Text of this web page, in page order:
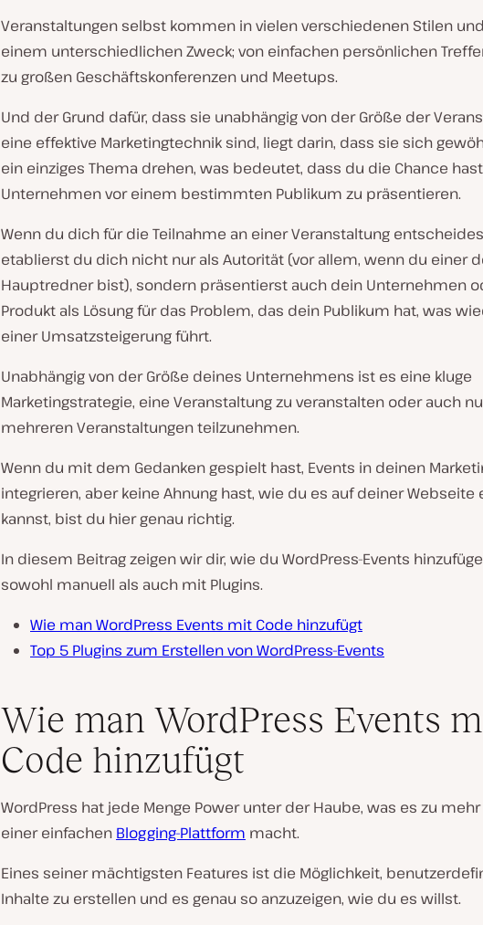
Veranstaltungen selbst kommen in vielen verschiedenen Stilen
einem unterschiedlichen Zweck; von einfachen persönlichen
zu großen Geschäftskonferenzen und Meetups.
Und der Grund dafür, dass sie unabhängig von der Größe der
eine effektive Marketingtechnik sind, liegt darin, dass sie sich
ein einziges Thema drehen, was bedeutet, dass du die Chance
Unternehmen vor einem bestimmten Publikum zu präsentieren.
Wenn du dich für die Teilnahme an einer Veranstaltung
etablierst du dich nicht nur als Autorität (vor allem, wenn du einer
Hauptredner bist), sondern präsentierst auch dein Unternehmen
Produkt als Lösung für das Problem, das dein Publikum hat, was
einer Umsatzsteigerung führt.
Unabhängig von der Größe deines Unternehmens ist es eine kluge
Marketingstrategie, eine Veranstaltung zu veranstalten oder auch
mehreren Veranstaltungen teilzunehmen.
Wenn du mit dem Gedanken gespielt hast, Events in deinen
integrieren, aber keine Ahnung hast, wie du es auf deiner Webseite
kannst, bist du hier genau richtig.
In diesem Beitrag zeigen wir dir, wie du WordPress-Events
sowohl manuell als auch mit Plugins.
Wie man WordPress Events mit Code hinzufügt
Top 5 Plugins zum Erstellen von WordPress-Events
Wie man WordPress Events
Code hinzufügt
WordPress hat jede Menge Power unter der Haube, was es zu
einer einfachen Blogging-Plattform macht.
Eines seiner mächtigsten Features ist die Möglichkeit,
Inhalte zu erstellen und es genau so anzuzeigen, wie du es willst.